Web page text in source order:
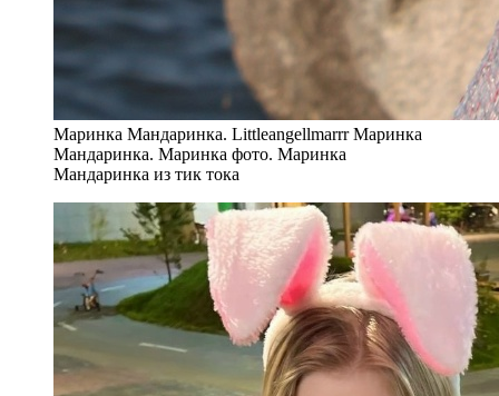
Маринка Мандаринка. Littleangellmarrr Маринка
Мандаринка. Маринка фото. Маринка
Мандаринка из тик тока